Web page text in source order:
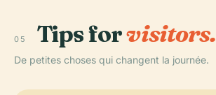
05 Tips forvisitors.
De petites choses qui changent la journée.